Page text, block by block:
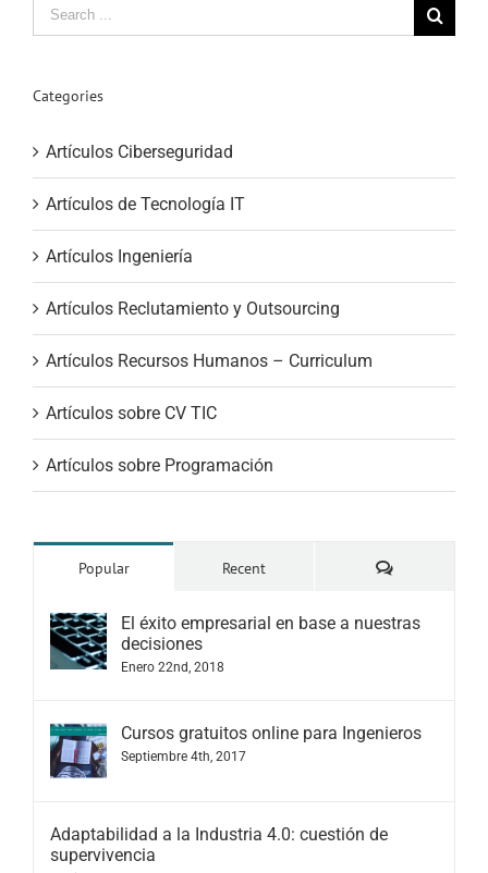
Search
for:
Categories
Artículos Ciberseguridad
Artículos de Tecnología IT
Artículos Ingeniería
Artículos Reclutamiento y Outsourcing
Artículos Recursos Humanos – Curriculum
Artículos sobre CV TIC
Artículos sobre Programación
Popular Recent Comments
El éxito empresarial en base a nuestras
decisiones
Enero 22nd, 2018
Cursos gratuitos online para Ingenieros
Septiembre 4th, 2017
Adaptabilidad a la Industria 4.0: cuestión de
supervivencia